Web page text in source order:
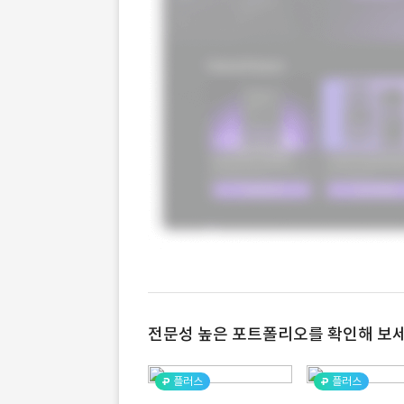
전문성 높은 포트폴리오를 확인해 보
플러스 플러스